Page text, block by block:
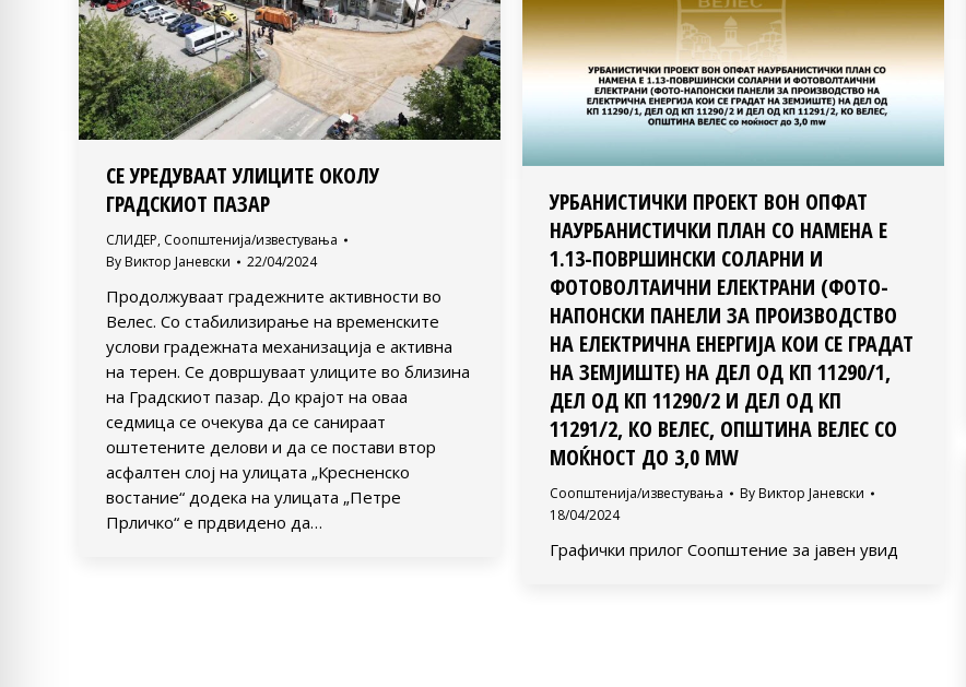
СЕ УРЕДУВААТ УЛИЦИТЕ ОКОЛУ
ГРАДСКИОТ ПАЗАР
СЛИДЕР, Соопштенија/известувања
By Виктор Јаневски 22/04/2024
Продолжуваат градежните активности во
Велес. Со стабилизирање на временските
услови градежната механизација е активна
на терен. Се довршуваат улиците во близина
на Градскиот пазар. До крајот на оваа
седмица се очекува да се санираат
оштетените делови и да се постави втор
асфалтен слој на улицата „Кресненско
востание“ додека на улицата „Петре
Прличко“ е прдвидено да…
УРБАНИСТИЧКИ ПРОЕКТ ВОН ОПФАТ
НАУРБАНИСТИЧКИ ПЛАН СО НАМЕНА Е
1.13-ПОВРШИНСКИ СОЛАРНИ И
ФОТОВОЛТАИЧНИ ЕЛЕКТРАНИ (ФОТО-
НАПОНСКИ ПАНЕЛИ ЗА ПРОИЗВОДСТВО
НА ЕЛЕКТРИЧНА ЕНЕРГИЈА КОИ СЕ ГРАДАТ
НА ЗЕМЈИШТЕ) НА ДЕЛ ОД КП 11290/1,
ДЕЛ ОД КП 11290/2 И ДЕЛ ОД КП
11291/2, КО ВЕЛЕС, ОПШТИНА ВЕЛЕС СО
МОЌНОСТ ДО 3,0 MW
Соопштенија/известувања By Виктор Јаневски
18/04/2024
Графички прилог Соопштение за јавен увид